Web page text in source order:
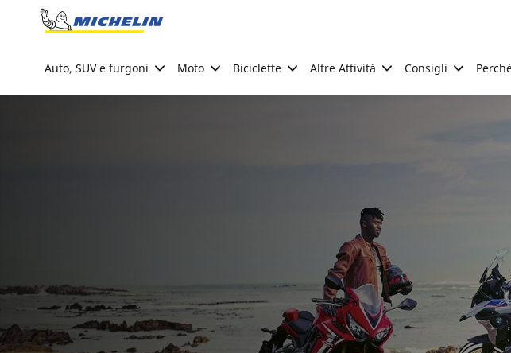
Go to page content
Auto, SUV e furgoni Moto Biciclette Altre Attività Consigli